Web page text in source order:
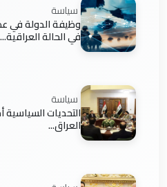
سياسة
وظيفة الدولة في
في الحالة العراقية...
سياسة
التحديات
العراق...